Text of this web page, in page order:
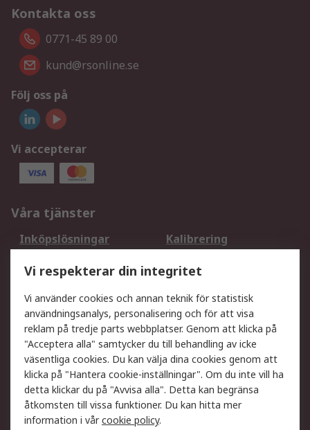
Kontakta oss
0771-45 89 00
kund@rsonline.se
Följ oss på
Vi accepterar
Våra tjänster
Inköpslösningar
Kalibrering
DesignSpark
Teknisk Support
Ditt lokala säljteam
Exportlösningar
Support
Få hjälp
Retur av varor
Leverans
Spåra din order
Begär en fakturakopi
Fördelar med RS-konto
Betalningsalternativ
Vi respekterar din integritet
Vi använder cookies och annan teknik för statistisk
användningsanalys, personalisering och för att visa
reklam på tredje parts webbplatser. Genom att klicka på
"Acceptera alla" samtycker du till behandling av icke
väsentliga cookies. Du kan välja dina cookies genom att
klicka på "Hantera cookie-inställningar". Om du inte vill ha
detta klickar du på "Avvisa alla". Detta kan begränsa
åtkomsten till vissa funktioner. Du kan hitta mer
information i vårcookie policy.